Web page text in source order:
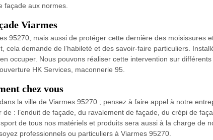
façade aux normes.
Viarmes
95270, mais aussi de protéger cette dernière des moisissures
demande de l’habileté et des savoir-faire particuliers.
occuper. Nous pouvons réaliser cette intervention sur
HK Services, maconnerie 95.
chez vous
la ville de Viarmes 95270 ; pensez à faire appel à notre
: l’enduit de façade, du ravalement de façade, du crépi de
de tous nos matériels et produits sera aussi à la charge de
professionnels ou particuliers à Viarmes 95270.